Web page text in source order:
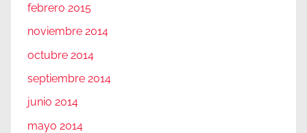
febrero 2015
noviembre 2014
octubre 2014
septiembre 2014
junio 2014
mayo 2014